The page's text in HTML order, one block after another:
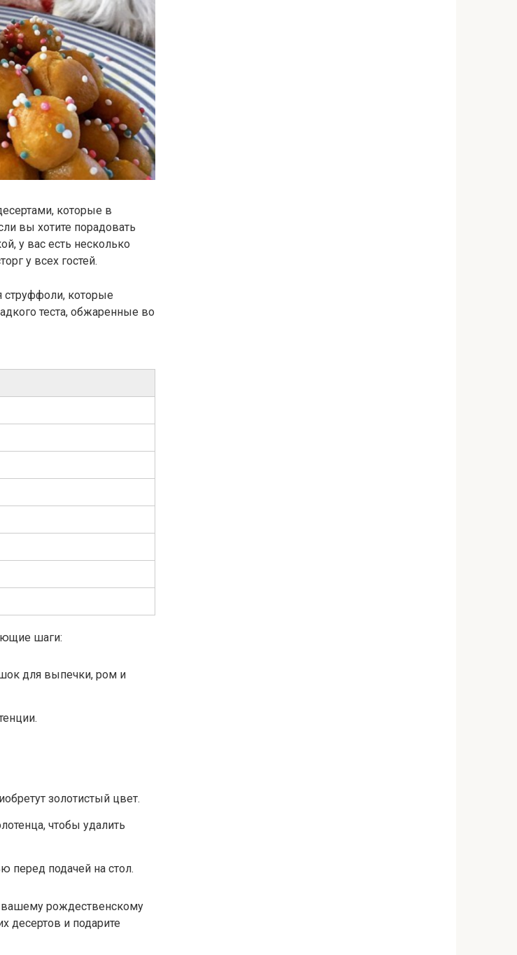
которые в
вы хотите порадовать
у вас есть несколько
у всех гостей.
которые
теста, обжаренные во
шаги:
для выпечки, ром и
золотистый цвет.
чтобы удалить
перед подачей на стол.
вашему рождественскому
десертов и подарите